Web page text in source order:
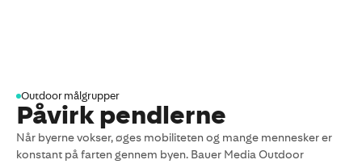
Outdoor målgrupper
Påvirk pendlerne
Når byerne vokser, øges mobiliteten og mange mennesker er
konstant på farten gennem byen. Bauer Media Outdoor